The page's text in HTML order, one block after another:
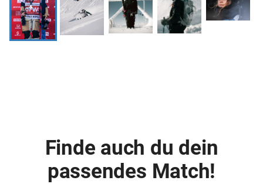
Finde auch du dein
passendes Match!